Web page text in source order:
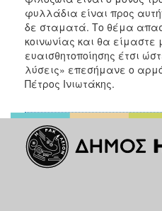
φυλλάδια είναι προς
δε σταματά. Το θέμα
κοινωνίας και θα
ευαισθητοποίησης έτσι
λύσεις» επεσήμανε ο
Πέτρος Ινιωτάκης.